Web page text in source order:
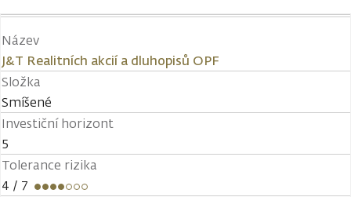
Název
J&T Realitních akcií a dluhopisů OPF
Složka
Smíšené
Investiční horizont
5
Tolerance rizika
4 / 7